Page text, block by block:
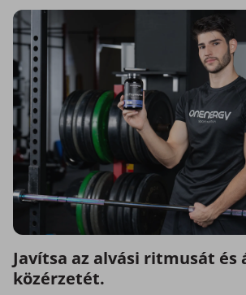
Javítsa az alvási ritmusát és
közérzetét.